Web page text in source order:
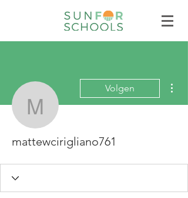
Volgen
mattewcirigliano761